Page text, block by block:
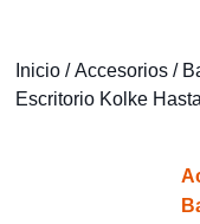
Inicio /Accesorios /
Escritorio Kolke